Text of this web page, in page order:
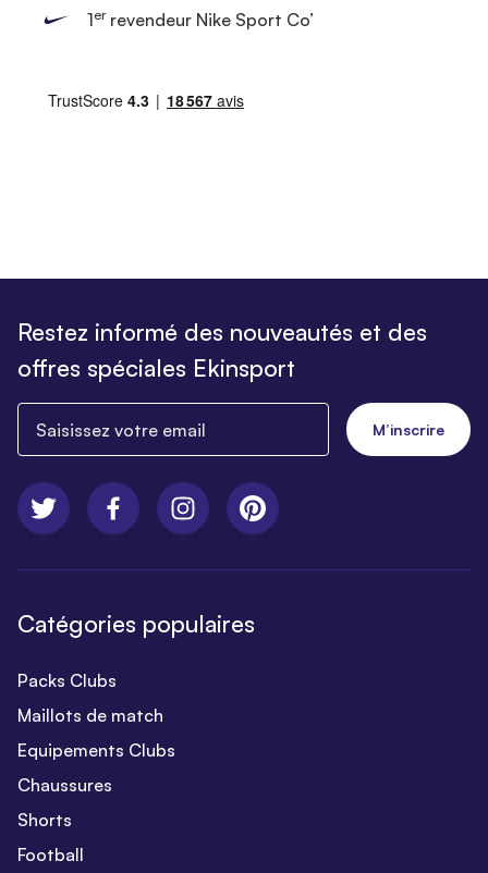
1errevendeur Nike Sport Co’
Restez informé des nouveautés et des
offres spéciales Ekinsport
M’inscrire
Catégories populaires
Packs Clubs
Maillots de match
Equipements Clubs
Chaussures
Shorts
Football